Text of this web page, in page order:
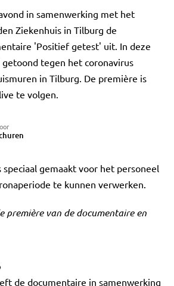
in samenwerking met het
Ziekenhuis in Tilburg de
'Positief getest' uit. In deze
tegen het coronavirus
in Tilburg. De première is
te volgen.
speciaal gemaakt voor het personeel
te kunnen verwerken.
première van de documentaire en
de documentaire in samenwerking